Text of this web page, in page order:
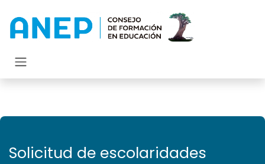
Solicitud de escolaridades